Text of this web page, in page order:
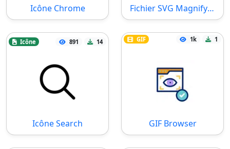
Icône Chrome Fichier SVG Magnifying Glass
Icône 891 14
Icône Search
GIF 1k 1
GIF Browser